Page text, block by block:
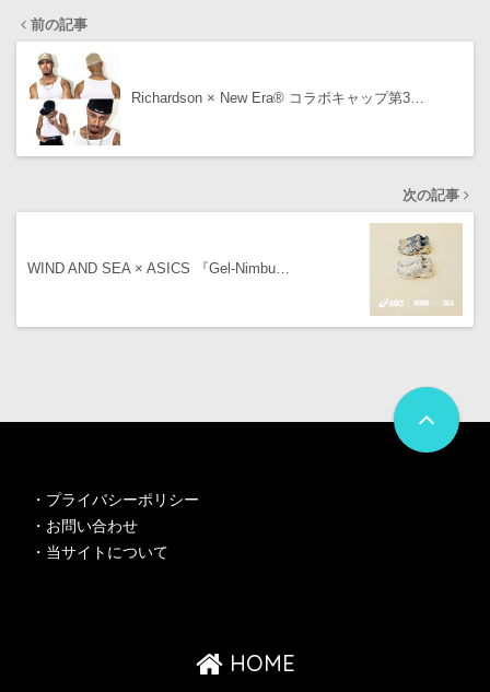
前の記事
Richardson × New Era® コラボキャップ第3…
次の記事
WIND AND SEA × ASICS 『Gel-Nimbu…
・ プライバシーポリシー
・ お問い合わせ
・ 当サイトについて
HOME